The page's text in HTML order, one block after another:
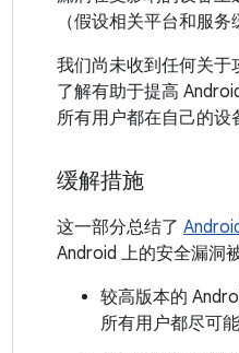
（假设相关平台和服
我们尚未收到任何关于
了解有助于提高
所有用户都在自己的设
缓解措施
这一部分总结了
Android 上的安全漏洞
较高版本的
所有用户都尽可